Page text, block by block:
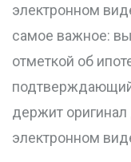
электронном
самое важное:
отметкой об
подтверждающий
держит оригинал
электронном